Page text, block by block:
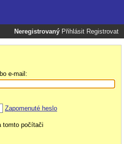
Neregistrovaný Přihlásit Registrovat
e-mail:
Zapomenuté heslo
tomto počítači